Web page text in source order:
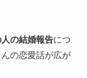
の結婚報告につ
の恋愛話が広が